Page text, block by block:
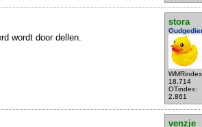
stora
18.714
OTindex:
2.861
wordt door dellen.
venzje